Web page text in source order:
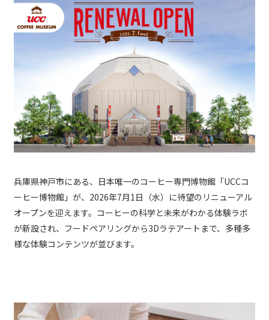
兵庫県神戸市にある、日本唯一のコーヒー専門博物館「UCCコ
ーヒー博物館」が、2026年7月1日（水）に待望のリニューアル
オープンを迎えます。コーヒーの科学と未来がわかる体験ラボ
が新設され、フードペアリングから3Dラテアートまで、多種多
様な体験コンテンツが並びます。